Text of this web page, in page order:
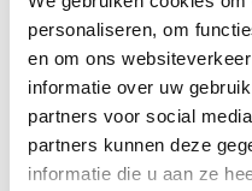
personaliseren, om
en om ons
informatie over uw
partners voor social
partners kunnen deze
informatie die u aan ze